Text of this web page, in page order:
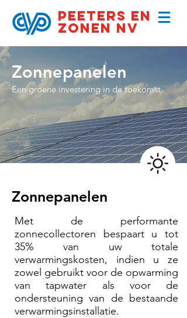
PEETERS EN
ZONEN NV
Zonnepanelen
Een groene investering in de toekomst.
Zonnepanelen
Met de performante
zonnecollectoren bespaart u tot
35% van uw totale
verwarmingskosten, indien u ze
zowel gebruikt voor de opwarming
van tapwater als voor de
ondersteuning van de bestaande
verwarmingsinstallatie.